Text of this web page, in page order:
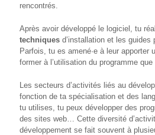
rencontrés.
Après avoir développé le logiciel, tu
techniques d’installation et les guides
Par­fois, tu es amené·e à leur apporter
former à l’utilisation du programme que
Les secteurs d’activités liés au
fonction de ta spécialisation et des
tu utilises, tu peux développer des
des sites web… Cette diversité
développement se fait souvent à
ainé·es
Formations
sur mesure
Découvrir
Espace
Public
Numérique